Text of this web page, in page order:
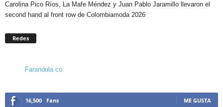
Carolina Pico Ríos, La Mafe Méndez y Juan Pablo Jaramillo llevaron el
second hand al front row de Colombiamoda 2026
Redes
Farandula.co
16,500 Fans ME GUSTA